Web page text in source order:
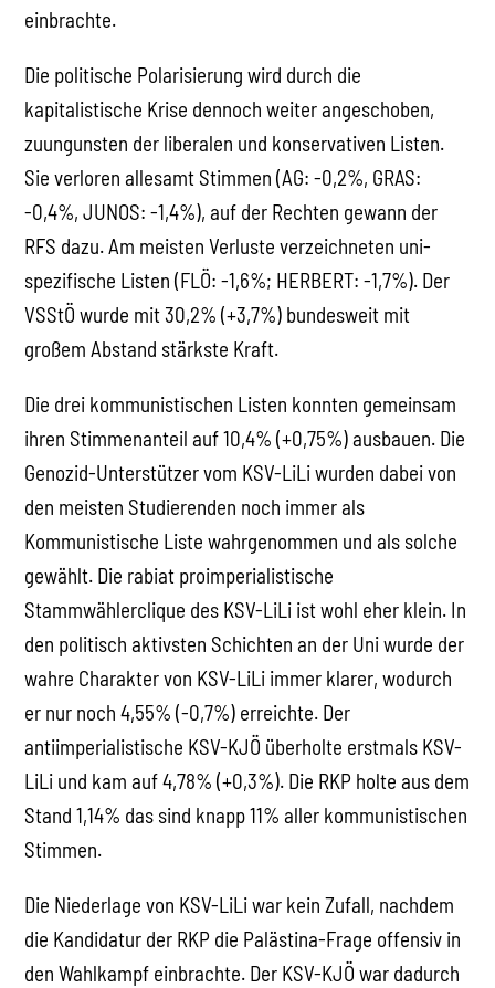
einbrachte.
Die politische Polarisierung wird durch die
kapitalistische Krise dennoch weiter angeschoben,
zuungunsten der liberalen und konservativen Listen.
Sie verloren allesamt Stimmen (AG: -0,2%, GRAS:
-0,4%, JUNOS: -1,4%), auf der Rechten gewann der
RFS dazu. Am meisten Verluste verzeichneten uni-
spezifische Listen (FLÖ: -1,6%; HERBERT: -1,7%). Der
VSStÖ wurde mit 30,2% (+3,7%) bundesweit mit
großem Abstand stärkste Kraft.
Die drei kommunistischen Listen konnten gemeinsam
ihren Stimmenanteil auf 10,4% (+0,75%) ausbauen. Die
Genozid-Unterstützer vom KSV-LiLi wurden dabei von
den meisten Studierenden noch immer als
Kommunistische Liste wahrgenommen und als solche
gewählt. Die rabiat proimperialistische
Stammwählerclique des KSV-LiLi ist wohl eher klein. In
den politisch aktivsten Schichten an der Uni wurde der
wahre Charakter von KSV-LiLi immer klarer, wodurch
er nur noch 4,55% (-0,7%) erreichte. Der
antiimperialistische KSV-KJÖ überholte erstmals KSV-
LiLi und kam auf 4,78% (+0,3%). Die RKP holte aus dem
Stand 1,14% das sind knapp 11% aller kommunistischen
Stimmen.
Die Niederlage von KSV-LiLi war kein Zufall, nachdem
die Kandidatur der RKP die Palästina-Frage offensiv in
den Wahlkampf einbrachte. Der KSV-KJÖ war dadurch